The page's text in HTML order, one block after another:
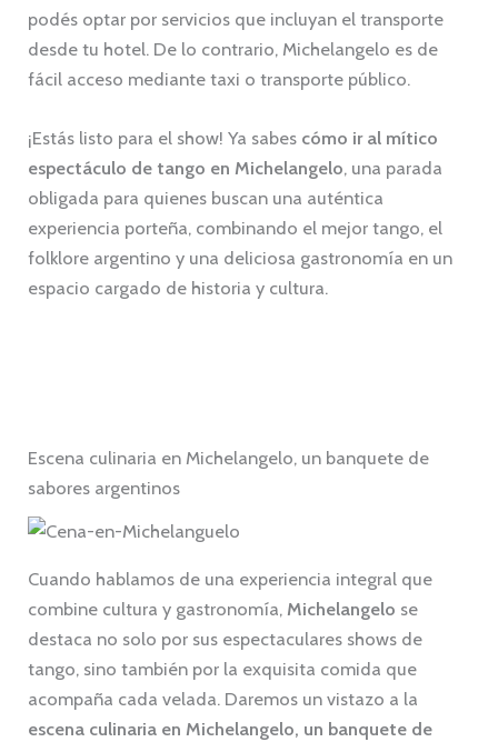
podés optar por servicios que incluyan el transporte
desde tu hotel. De lo contrario, Michelangelo es de
fácil acceso mediante taxi o transporte público.
¡Estás listo para el show! Ya sabes cómo ir al mítico
espectáculo de tango en Michelangelo, una parada
obligada para quienes buscan una auténtica
experiencia porteña, combinando el mejor tango, el
folklore argentino y una deliciosa gastronomía en un
espacio cargado de historia y cultura.
Escena culinaria en Michelangelo, un banquete de
sabores argentinos
Cuando hablamos de una experiencia integral que
combine cultura y gastronomía, Michelangelo se
destaca no solo por sus espectaculares shows de
tango, sino también por la exquisita comida que
acompaña cada velada. Daremos un vistazo a la
escena culinaria en Michelangelo, un banquete de